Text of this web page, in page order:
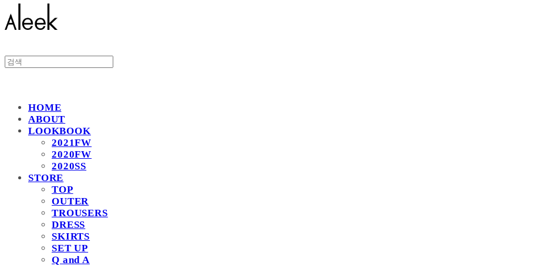
HOME
ABOUT
LOOKBOOK
2021FW
2020FW
2020SS
STORE
TOP
OUTER
TROUSERS
DRESS
SKIRTS
SET UP
Q and A